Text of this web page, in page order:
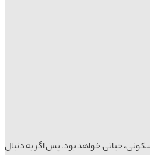
حیاتی خواهد بود. پس اگر به دنبال